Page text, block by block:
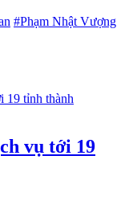
#Phạm Nhật Vượng
vụ tới 19